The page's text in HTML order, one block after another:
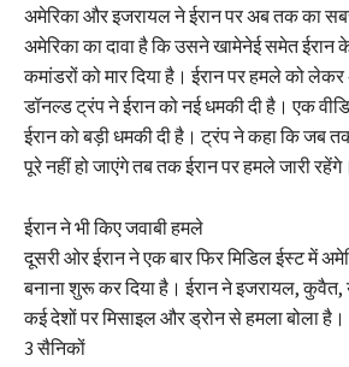
अमेरिका और इजरायल ने ईरान पर अब तक का
अमेरिका का दावा है कि उसने खामेनेई समेत ईरान
कमांडरों को मार दिया है। ईरान पर हमले को लेकर
डॉनल्ड ट्रंप ने ईरान को नई धमकी दी है। एक
ईरान को बड़ी धमकी दी है। ट्रंप ने कहा कि जब
पूरे नहीं हो जाएंगे तब तक ईरान पर हमले जारी रहेंगे।
ईरान ने भी किए जवाबी हमले
दूसरी ओर ईरान ने एक बार फिर मिडिल ईस्ट में
बनाना शुरू कर दिया है। ईरान ने इजरायल,
कई देशों पर मिसाइल और ड्रोन से हमला बोला
3 सैनिकों